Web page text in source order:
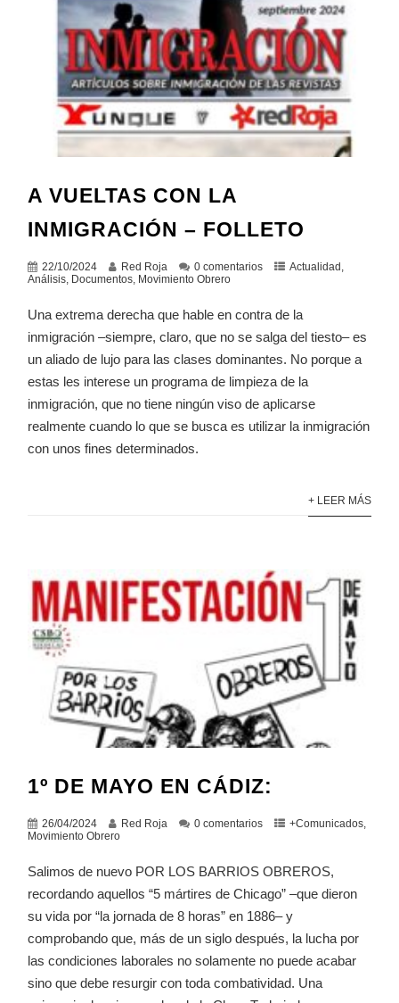
A VUELTAS CON LA
INMIGRACIÓN – FOLLETO
22/10/2024 Red Roja 0 comentarios Actualidad ,
Análisis, Documentos, Movimiento Obrero
Una extrema derecha que hable en contra de la
inmigración –siempre, claro, que no se salga del tiesto– es
un aliado de lujo para las clases dominantes. No porque a
estas les interese un programa de limpieza de la
inmigración, que no tiene ningún viso de aplicarse
realmente cuando lo que se busca es utilizar la inmigración
con unos fines determinados.
+ LEER MÁS
1º DE MAYO EN CÁDIZ:
26/04/2024 Red Roja 0 comentarios +Comunicados,
Movimiento Obrero
Salimos de nuevo POR LOS BARRIOS OBREROS,
recordando aquellos “5 mártires de Chicago” –que dieron
su vida por “la jornada de 8 horas” en 1886– y
comprobando que, más de un siglo después, la lucha por
las condiciones laborales no solamente no puede acabar
sino que debe resurgir con toda combatividad. Una